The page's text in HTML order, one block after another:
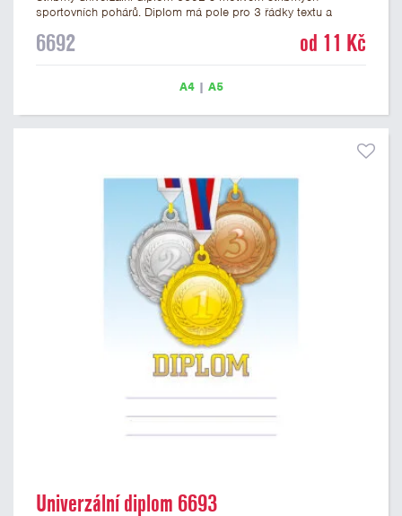
sportovních pohárů. Diplom má pole pro 3 řádky textu a
formátu A4 a A5. Tento univerzální diplom je vhodný pro
motivem pohárů má gramáž 250 g/m2.
6692 od 11 Kč
A4| A5
Univerzální diplom 6693